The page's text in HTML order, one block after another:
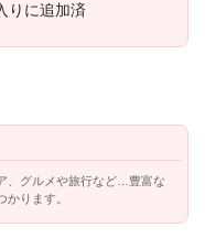
りに追加済
、グルメや旅行など…豊富な
ります。